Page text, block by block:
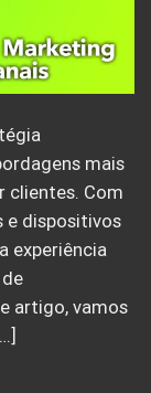
mais
clientes. Com
e dispositivos
experiência
artigo, vamos